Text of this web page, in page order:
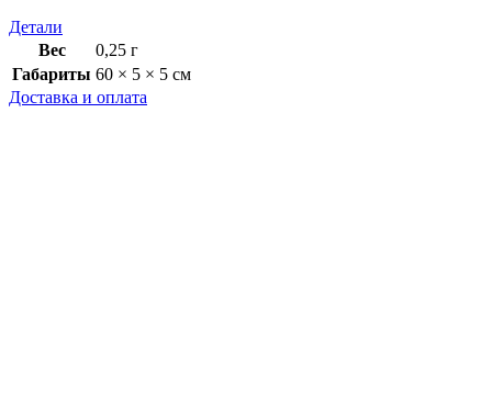
Детали
Вес
0,25 г
Габариты 60 × 5 × 5 см
Доставка и оплата